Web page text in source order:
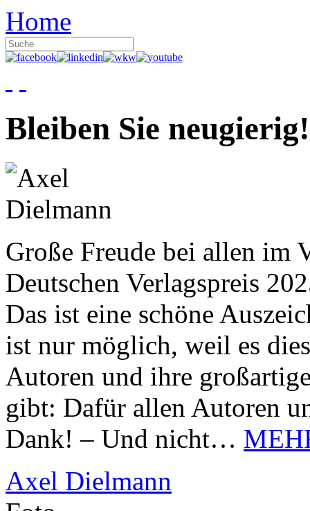
Home
Bleiben Sie neugierig!
Große Freude bei allen im
Deutschen Verlagspreis
Das ist eine schöne
ist nur möglich, weil es
Autoren und ihre
gibt: Dafür allen Autoren
Dank! – Und nicht…
Axel Dielmann